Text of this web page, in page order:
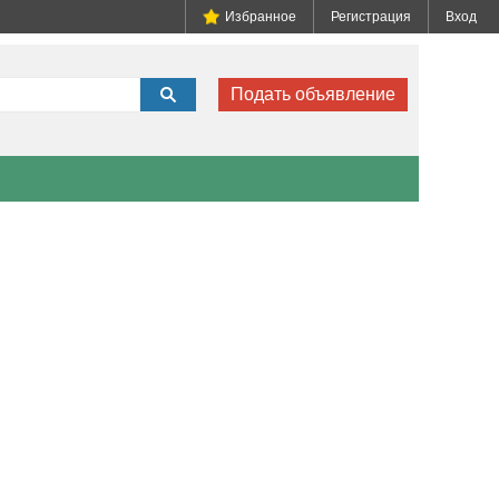
Подать объявление
Избранное Регистрация Вход